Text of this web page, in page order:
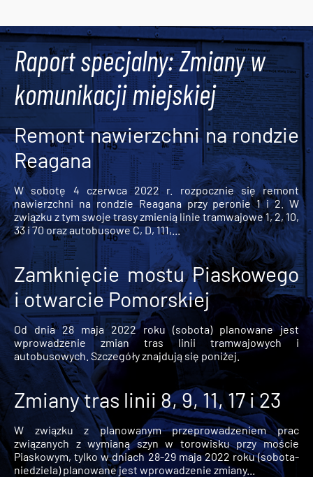
Raport specjalny: Zmiany w
komunikacji miejskiej
Remont nawierzchni na rondzie
Reagana
W sobotę 4 czerwca 2022 r. rozpocznie się remont
nawierzchni na rondzie Reagana przy peronie 1 i 2. W
związku z tym swoje trasy zmienią linie tramwajowe 1, 2, 10,
33 i 70 oraz autobusowe C, D, 111,...
Zamknięcie mostu Piaskowego
i otwarcie Pomorskiej
Od dnia 28 maja 2022 roku (sobota) planowane jest
wprowadzenie zmian tras linii tramwajowych i
autobusowych. Szczegóły znajdują się poniżej.
Zmiany tras linii 8, 9, 11, 17 i 23
W związku z planowanym przeprowadzeniem prac
związanych z wymianą szyn w torowisku przy moście
Piaskowym, tylko w dniach 28-29 maja 2022 roku (sobota-
niedziela) planowane jest wprowadzenie zmiany...